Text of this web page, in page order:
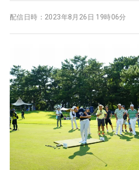
配信日時： 2023年8月26日 19時06分